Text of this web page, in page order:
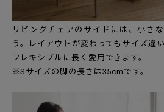
リビングチェアのサイドには、小さ
う。レイアウトが変わってもサイズ違
フレキシブルに長く愛用できます。
※Sサイズの脚の長さは35cmです。